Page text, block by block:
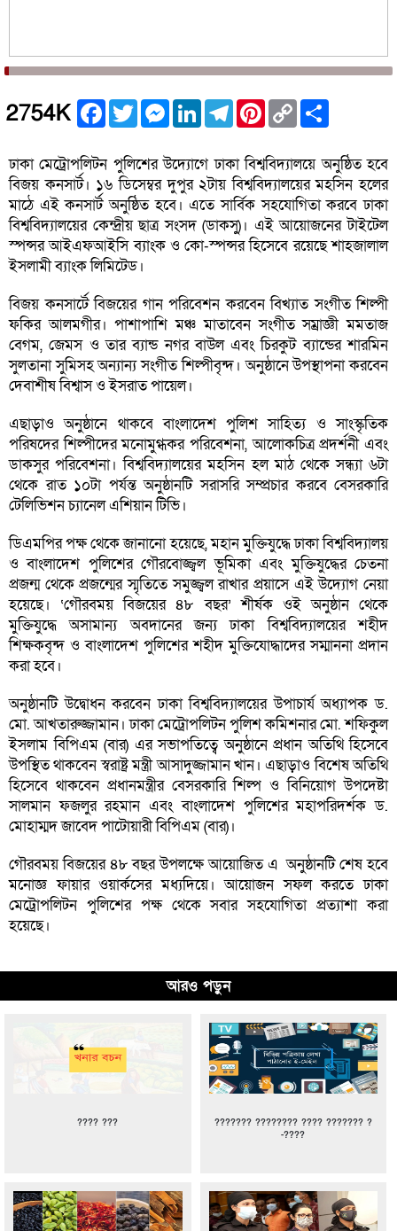
2754K Facebook
TwitterMessenger
LinkedInTelegramPinterest
Copy
Link
ঢাকা মেট্রোপলিটন পুলিশের উদ্যোগে ঢাকা বিশ্ববিদ্যালয়ে অনুষ্ঠিত হবে
বিজয় কনসার্ট। ১৬ ডিসেম্বর দুপুর ২টায় বিশ্ববিদ্যালয়ের মহসিন হলের
মাঠে এই কনসার্ট অনুষ্ঠিত হবে। এতে সার্বিক সহযোগিতা করবে ঢাকা
বিশ্ববিদ্যালয়ের কেন্দ্রীয় ছাত্র সংসদ (ডাকসু)। এই আয়োজনের টাইটেল
স্পন্সর আইএফআইসি ব্যাংক ও কো-স্পন্সর হিসেবে রয়েছে শাহজালাল
ইসলামী ব্যাংক লিমিটেড।
বিজয় কনসার্টে বিজয়ের গান পরিবেশন করবেন বিখ্যাত সংগীত শিল্পী
ফকির আলমগীর। পাশাপাশি মঞ্চ মাতাবেন সংগীত সম্রাজ্ঞী মমতাজ
বেগম, জেমস ও তার ব্যান্ড নগর বাউল এবং চিরকুট ব্যান্ডের শারমিন
সুলতানা সুমিসহ অন্যান্য সংগীত শিল্পীবৃন্দ। অনুষ্ঠানে উপস্থাপনা করবেন
দেবাশীষ বিশ্বাস ও ইসরাত পায়েল।
এছাড়াও অনুষ্ঠানে থাকবে বাংলাদেশ পুলিশ সাহিত্য ও সাংস্কৃতিক
পরিষদের শিল্পীদের মনোমুগ্ধকর পরিবেশনা, আলোকচিত্র প্রদর্শনী এবং
ডাকসুর পরিবেশনা। বিশ্ববিদ্যালয়ের মহসিন হল মাঠ থেকে সন্ধ্যা ৬টা
থেকে রাত ১০টা পর্যন্ত অনুষ্ঠানটি সরাসরি সম্প্রচার করবে বেসরকারি
টেলিভিশন চ্যানেল এশিয়ান টিভি।
ডিএমপির পক্ষ থেকে জানানো হয়েছে, মহান মুক্তিযুদ্ধে ঢাকা বিশ্ববিদ্যালয়
ও বাংলাদেশ পুলিশের গৌরবোজ্জ্বল ভূমিকা এবং মুক্তিযুদ্ধের চেতনা
প্রজন্ম থেকে প্রজন্মের স্মৃতিতে সমুজ্জ্বল রাখার প্রয়াসে এই উদ্যোগ নেয়া
হয়েছে। ‘গৌরবময় বিজয়ের ৪৮ বছর’ শীর্ষক ওই অনুষ্ঠান থেকে
মুক্তিযুদ্ধে অসামান্য অবদানের জন্য ঢাকা বিশ্ববিদ্যালয়ের শহীদ
শিক্ষকবৃন্দ ও বাংলাদেশ পুলিশের শহীদ মুক্তিযোদ্ধাদের সম্মাননা প্রদান
করা হবে।
অনুষ্ঠানটি উদ্বোধন করবেন ঢাকা বিশ্ববিদ্যালয়ের উপাচার্য অধ্যাপক ড.
মো. আখতারুজ্জামান। ঢাকা মেট্রোপলিটন পুলিশ কমিশনার মো. শফিকুল
ইসলাম বিপিএম (বার) এর সভাপতিত্বে অনুষ্ঠানে প্রধান অতিথি হিসেবে
উপস্থিত থাকবেন স্বরাষ্ট্র মন্ত্রী আসাদুজ্জামান খান। এছাড়াও বিশেষ অতিথি
হিসেবে থাকবেন প্রধানমন্ত্রীর বেসরকারি শিল্প ও বিনিয়োগ উপদেষ্টা
সালমান ফজলুর রহমান এবং বাংলাদেশ পুলিশের মহাপরিদর্শক ড.
মোহাম্মদ জাবেদ পাটোয়ারী বিপিএম (বার)।
গৌরবময় বিজয়ের ৪৮ বছর উপলক্ষে আয়োজিত এ অনুষ্ঠানটি শেষ হবে
মনোজ্ঞ ফায়ার ওয়ার্কসের মধ্যদিয়ে। আয়োজন সফল করতে ঢাকা
মেট্রোপলিটন পুলিশের পক্ষ থেকে সবার সহযোগিতা প্রত্যাশা করা
হয়েছে।
আরও পড়ুন
???? ???
??????? ???????? ???? ??????? ?
-????